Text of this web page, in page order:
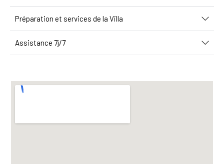
Préparation et services de la Villa
Assistance 7j/7